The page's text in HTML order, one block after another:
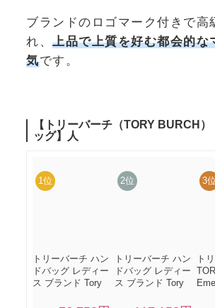
ブランドのロゴマーク付きで高
れ、 上品で上質を好む都会的な
気です。